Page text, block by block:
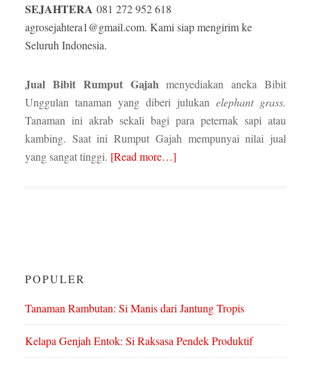
SEJAHTERA 081 272 952 618
agrosejahtera1@gmail.com. Kami siap mengirim ke
Seluruh Indonesia.
Jual Bibit Rumput Gajahmenyediakan aneka Bibit
Unggulan tanaman yang diberi julukanelephant grass.
Tanaman ini akrab sekali bagi para peternak sapi atau
kambing. Saat ini Rumput Gajah mempunyai nilai jual
yang sangat tinggi. [Read more…]
POPULER
Tanaman Rambutan: Si Manis dari Jantung Tropis
Kelapa Genjah Entok: Si Raksasa Pendek Produktif